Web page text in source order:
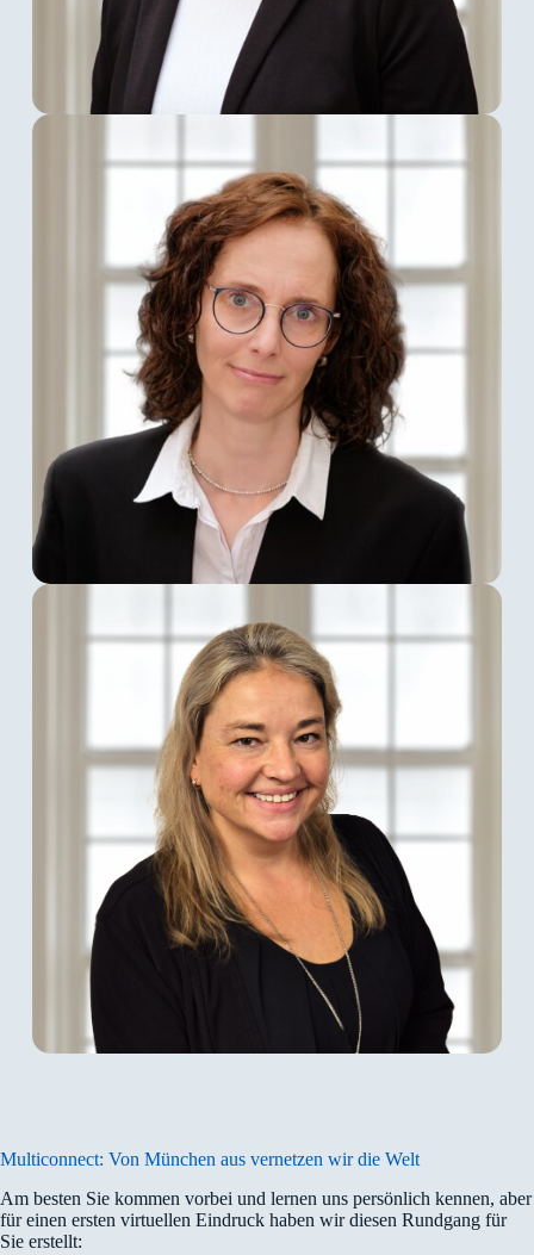
GmbH angefangen. Ihr Aufgabengebiet
umfasste über Jahre die gesamte
Büroorganisation. Seit 2020 hilft sie als
Portierungsmanager Kunden beim Umzug
ihrer Rufnummern zu Multiconnect und deren
Einrichtung. Seit Januar 2021 ergänzt sie
zusätzlich das Solutions Team bei der
Umsetzung von Projekten für Neu – und
Bestandskunden.
Tina Dreier
war sie seit Januar 2003 im Konzern der SNT
Deutschland AG für die Buchhaltungen
diverser Tochtergesellschaften und für
übergreifende Thematiken des Finanzbereichs
zuständig. 2009 wechselte sie von Frankfurt
am Main nach München. Seitdem bereichert
sie unser Unternehmen zu internen und
externen Finanzsachverhalten vor Ort.
Manuela Salgut
unterstützt Sie den Bereich Finanzen.
Multiconnect: Von München aus vernetzen wir die Welt
Am besten Sie kommen vorbei und lernen uns persönlich kennen, aber
für einen ersten virtuellen Eindruck haben wir diesen Rundgang für
Sie erstellt: